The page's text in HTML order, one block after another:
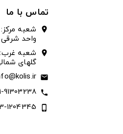
تماس با ما
location_on
واحد شرقی
location_on
شعبه غرب:
گلهای شمالی
email
call
91303238
phone_iphone
1204345